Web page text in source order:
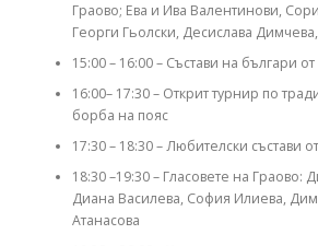
Граово; Ева и Ива Валентинови,
Георги Гьолски, Десислава
15:00 – 16:00 – Състави на българи
16:00– 17:30 – Открит турнир по
борба на пояс
17:30 – 18:30 – Любителски състави
18:30 –19:30 – Гласовете на Граово:
Диана Василева, София Илиева,
Атанасова